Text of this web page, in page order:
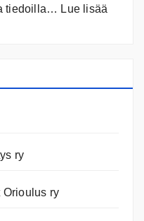
tiedoilla… Lue lisää
ry
Orioulus ry